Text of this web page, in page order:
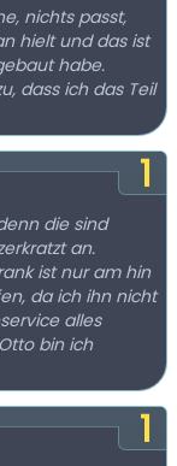
nichts passt,
hielt und das ist
habe.
dass ich das Teil
1
die sind
an.
ist nur am hin
da ich ihn nicht
alles
bin ich
1